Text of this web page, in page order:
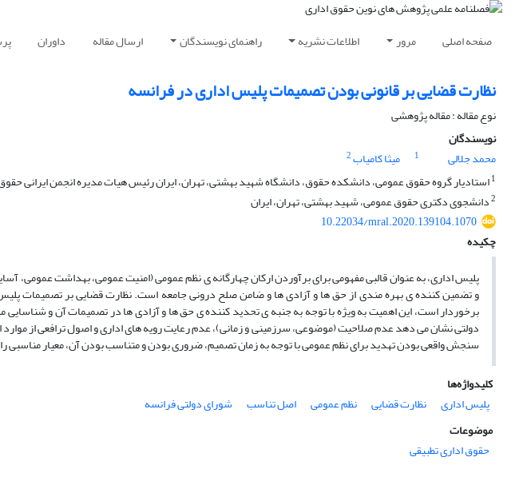
صفحه اصلی مرور اطلاعات نشریه راهنمای نویسندگان ارسال مقاله داوران
نظارت قضایی بر قانونی بودن تصمیمات پلیس اداری در فرانسه
نوع مقاله : مقاله پژوهشی
نویسندگان
محمد جلالی
1 میثا کامیاب2
1استادیار گروه حقوق عمومی، دانشکده حقوق، دانشگاه شهید بهشتی، تهران، ایران رئیس هیات مدیره انجمن ایرانی
2دانشجوی دکتری حقوق عمومی، شهید بهشتی، تهران، ایران
10.22034/mral.2020.139104.1070
چکیده
پلیس اداری، به عنوان قالبی مفهومی برای برآوردن ارکان چهارگانه ی نظم عمومی (امنیت عمومی، بهداشت
و تضمین کننده ی بهره مندی از حق ها و آزادی ها و ضامن صلح درونی جامعه است. نظارت قضایی بر تصمیمات
برخوردار است، این اهمیت به ویژه با توجه به جنبه ی تحدید کننده ی حق ها و آزادی ها در تصمیمات آن و شناسایی
دولتی نشان می دهد عدم صلاحیت (موضوعی، سرزمینی و زمانی)، عدم رعایت رویه های اداری و اصول ترافعی از
سنجش واقعی بودن تهدید برای نظم عمومی با توجه به زمان تصمیم، ضروری بودن و متناسب بودن آن، معیار
کلیدواژه‌ها
پلیس اداری
نظارت قضایی نظم عمومی اصل تناسب
شورای دولتی فرانسه
موضوعات
حقوق اداری تطبیقی